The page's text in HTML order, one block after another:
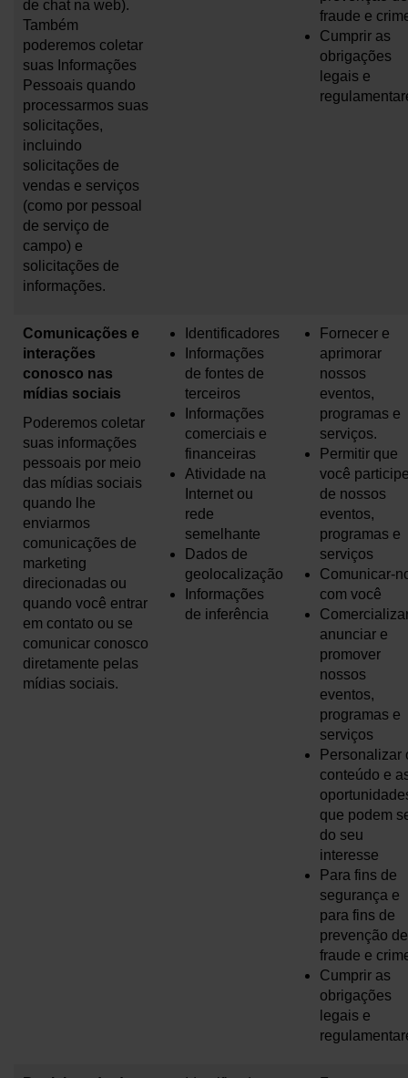
de chat na web).
Também
poderemos coletar
suas Informações
Pessoais quando
processarmos suas
solicitações,
incluindo
solicitações de
vendas e serviços
(como por pessoal
de serviço de
campo) e
solicitações de
informações.
fraude e
Cumprir as
obrigações
legais e
Comunicações e
interações
conosco nas
mídias sociais
Poderemos coletar
suas informações
pessoais por meio
das mídias sociais
quando lhe
enviarmos
comunicações de
marketing
direcionadas ou
quando você entrar
em contato ou se
comunicar conosco
diretamente pelas
mídias sociais.
Identificadores
Informações
de fontes de
terceiros
Informações
comerciais e
financeiras
Atividade na
Internet ou
rede
semelhante
Dados de
geolocalização
Informações
de inferência
Fornecer e
aprimorar
nossos
eventos,
programas e
serviços.
Permitir que
você
de nossos
eventos,
programas e
serviços
Comunicar-
com você
anunciar e
promover
nossos
eventos,
programas e
serviços
Personalizar
conteúdo e
que podem
do seu
interesse
Para fins de
segurança e
para fins de
prevenção de
fraude e
Cumprir as
obrigações
legais e